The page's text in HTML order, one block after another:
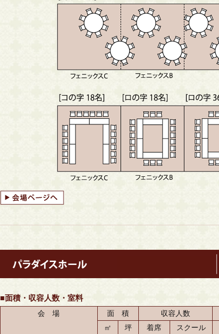
■面積・収容人数・室料
会 場
面 積
収容人数
㎡
坪 着席 スクール